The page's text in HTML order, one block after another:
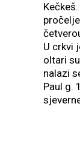
U crkvi
oltari
nalazi
Paul g.